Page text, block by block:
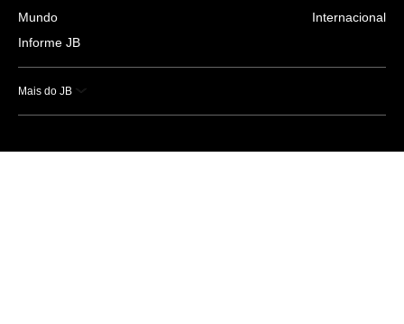
Mundo
Informe JB
Internacional
Mais do JB
Esportes